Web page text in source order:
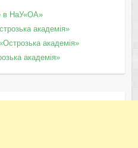
в НаУ«ОА»
академія»
академія»
академія»